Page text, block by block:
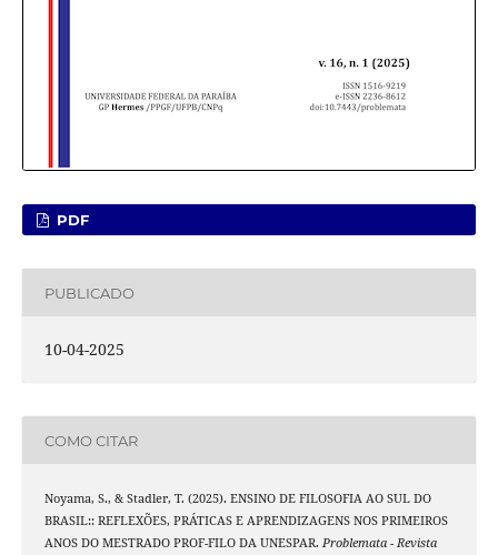
PDF
PUBLICADO
10-04-2025
COMO CITAR
Noyama, S., & Stadler, T. (2025). ENSINO DE FILOSOFIA AO SUL DO
BRASIL:: REFLEXÕES, PRÁTICAS E APRENDIZAGENS NOS PRIMEIROS
ANOS DO MESTRADO PROF-FILO DA UNESPAR. Problemata - Revista